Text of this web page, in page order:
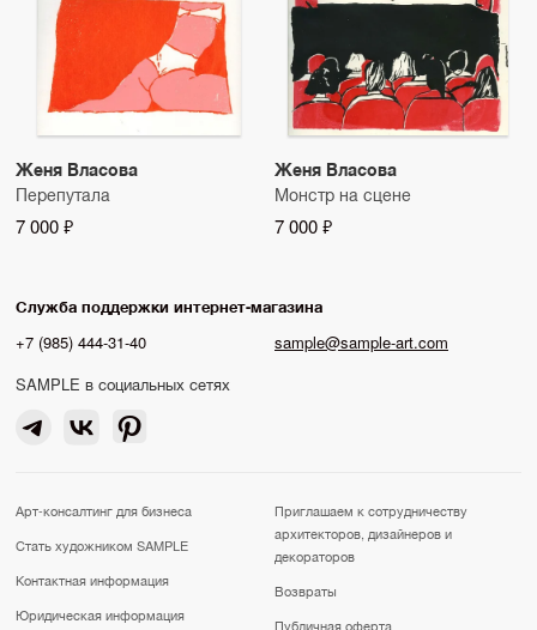
Женя Власова
Перепутала
7 000 ₽
Женя Власова
Монстр на сцене
7 000 ₽
Служба поддержки интернет-магазина
+7 (985) 444-31-40
sample@sample-art.com
SAMPLE в социальных сетях
Арт-консалтинг для бизнеса
Стать художником SAMPLE
Контактная информация
Юридическая информация
Приглашаем к сотрудничеству
архитекторов, дизайнеров и
декораторов
Возвраты
Публичная оферта